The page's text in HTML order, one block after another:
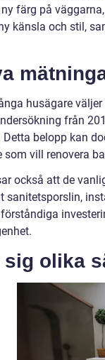
färg på
känsla och stil,
husägare
från
belopp kan
som vill renovera
också att de
sanitetsporslin,
olika